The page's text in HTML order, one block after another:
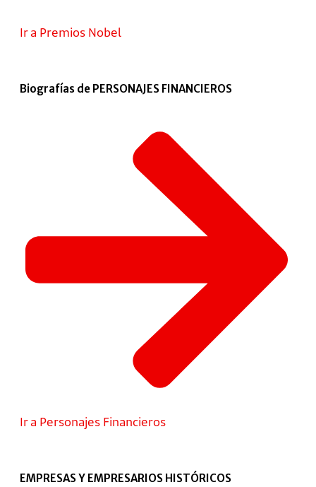
Ir a Premios Nobel
Biografías de PERSONAJES FINANCIEROS
Ir a Personajes Financieros
EMPRESAS Y EMPRESARIOS HISTÓRICOS